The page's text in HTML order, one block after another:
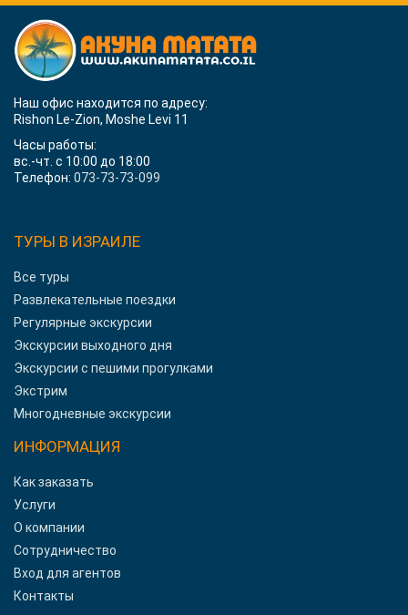
Наш офис находится по адресу:
Rishon Le-Zion, Moshe Levi 11
Часы работы:
вс.-чт. с 10:00 до 18:00
Телефон: 073-73-73-099
ТУРЫ В ИЗРАИЛЕ
Все туры
Развлекательные поездки
Регулярные экскурсии
Экскурсии выходного дня
Экскурсии с пешими прогулками
Экстрим
Многодневные экскурсии
ИНФОРМАЦИЯ
Как заказать
Услуги
О компании
Сотрудничество
Вход для агентов
Контакты